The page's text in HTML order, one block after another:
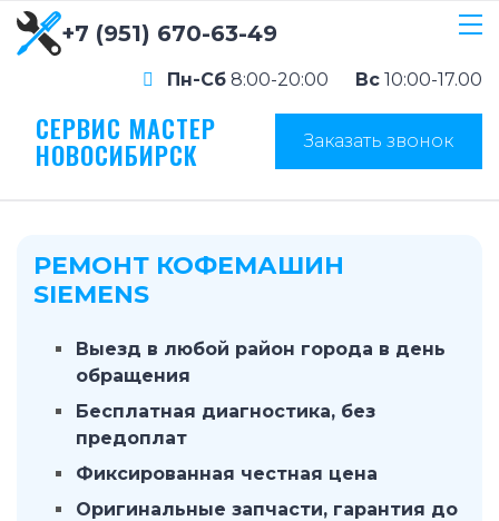
+7 (951) 670-63-49
Пн-Сб 8:00-20:00 Вс 10:00-17.00
СЕРВИС МАСТЕР
НОВОСИБИРСК Заказать звонок
РЕМОНТ КОФЕМАШИН
SIEMENS
Выезд в любой район города в день
обращения
Бесплатная диагностика, без
предоплат
Фиксированная честная цена
Оригинальные запчасти, гарантия до